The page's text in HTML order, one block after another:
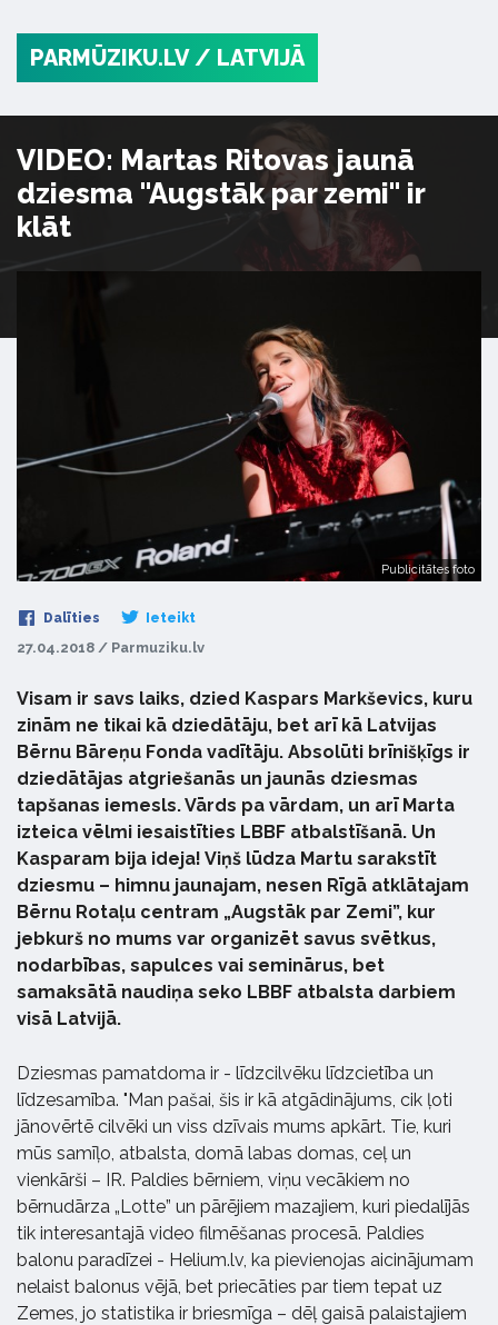
PARMŪZIKU.LV / LATVIJĀ
VIDEO: Martas Ritovas jaunā
dziesma "Augstāk par zemi" ir
klāt
Publicitātes foto
Dalīties Ieteikt
27.04.2018 / Parmuziku.lv
Visam ir savs laiks, dzied Kaspars Markševics, kuru
zinām ne tikai kā dziedātāju, bet arī kā Latvijas
Bērnu Bāreņu Fonda vadītāju. Absolūti brīnišķīgs ir
dziedātājas atgriešanās un jaunās dziesmas
tapšanas iemesls. Vārds pa vārdam, un arī Marta
izteica vēlmi iesaistīties LBBF atbalstīšanā. Un
Kasparam bija ideja! Viņš lūdza Martu sarakstīt
dziesmu – himnu jaunajam, nesen Rīgā atklātajam
Bērnu Rotaļu centram „Augstāk par Zemi”, kur
jebkurš no mums var organizēt savus svētkus,
nodarbības, sapulces vai seminārus, bet
samaksātā naudiņa seko LBBF atbalsta darbiem
visā Latvijā.
Dziesmas pamatdoma ir - līdzcilvēku līdzcietība un
līdzesamība. "Man pašai, šis ir kā atgādinājums, cik ļoti
jānovērtē cilvēki un viss dzīvais mums apkārt. Tie, kuri
mūs samīļo, atbalsta, domā labas domas, ceļ un
vienkārši – IR. Paldies bērniem, viņu vecākiem no
bērnudārza „Lotte” un pārējiem mazajiem, kuri piedalījās
tik interesantajā video filmēšanas procesā. Paldies
balonu paradīzei - Helium.lv, ka pievienojas aicinājumam
nelaist balonus vējā, bet priecāties par tiem tepat uz
Zemes, jo statistika ir briesmīga – dēļ gaisā palaistajiem